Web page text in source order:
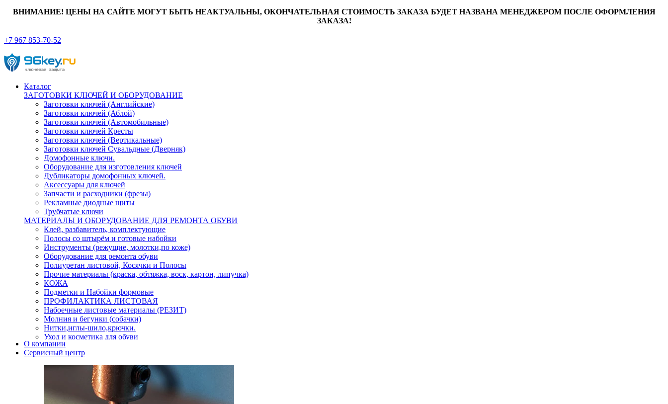
ВНИМАНИЕ! ЦЕНЫ НА САЙТЕ МОГУТ БЫТЬ НЕАКТУАЛЬНЫ, ОКОНЧАТЕЛЬНАЯ СТОИМОСТЬ ЗАКАЗА БУДЕТ НАЗВАНА МЕНЕДЖЕРОМ ПОСЛЕ ОФОРМЛЕНИЯ
ЗАКАЗА!
+7 967 853-70-52
Каталог
ЗАГОТОВКИ КЛЮЧЕЙ И ОБОРУДОВАНИЕ
Заготовки ключей (Английские)
Заготовки ключей (Аблой)
Заготовки ключей (Автомобильные)
Заготовки ключей Кресты
Заготовки ключей (Вертикальные)
Заготовки ключей Сувальдные (Дверняк)
Домофонные ключи.
Оборудование для изготовления ключей
Дубликаторы домофонных ключей.
Аксессуары для ключей
Запчасти и расходники (фрезы)
Рекламные диодные щиты
Трубчатые ключи
МАТЕРИАЛЫ И ОБОРУДОВАНИЕ ДЛЯ РЕМОНТА ОБУВИ
Клей, разбавитель, комплектующие
Полосы со штырём и готовые набойки
Инструменты (режущие, молотки,по коже)
Оборудование для ремонта обуви
Полиуретан листовой, Косячки и Полосы
Прочие материалы (краска, обтяжка, воск, картон, липучка)
КОЖА
Подметки и Набойки формовые
ПРОФИЛАКТИКА ЛИСТОВАЯ
Набоечные листовые материалы (РЕЗИТ)
Молния и бегунки (собачки)
Нитки,иглы-шило,крючки.
Уход и косметика для обуви
Кнопки (магнитые,кобурные)
Пряжки для ремня
О компании
Сервисный центр